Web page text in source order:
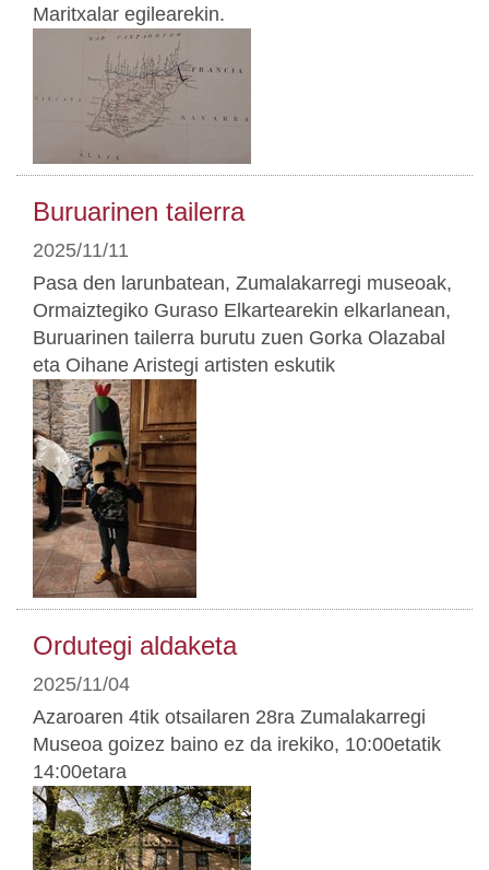
Maritxalar egilearekin.
Buruarinen tailerra
2025/11/11
Pasa den larunbatean, Zumalakarregi museoak,
Ormaiztegiko Guraso Elkartearekin elkarlanean,
Buruarinen tailerra burutu zuen Gorka Olazabal
eta Oihane Aristegi artisten eskutik
Ordutegi aldaketa
2025/11/04
Azaroaren 4tik otsailaren 28ra Zumalakarregi
Museoa goizez baino ez da irekiko, 10:00etatik
14:00etara